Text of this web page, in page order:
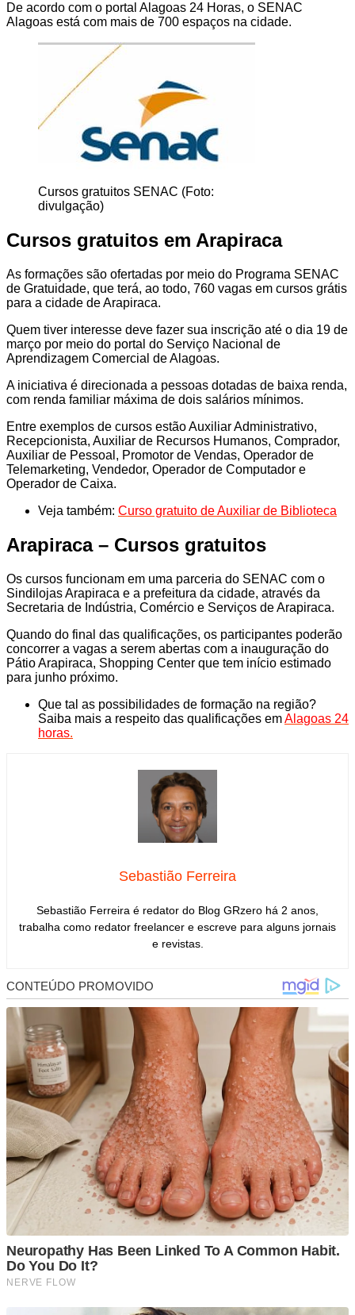
De acordo com o portal Alagoas 24 Horas, o SENAC
Alagoas está com mais de 700 espaços na cidade.
Cursos gratuitos SENAC (Foto:
divulgação)
Cursos gratuitos em Arapiraca
As formações são ofertadas por meio do Programa SENAC
de Gratuidade, que terá, ao todo, 760 vagas em cursos grátis
para a cidade de Arapiraca.
Quem tiver interesse deve fazer sua inscrição até o dia 19 de
março por meio do portal do Serviço Nacional de
Aprendizagem Comercial de Alagoas.
A iniciativa é direcionada a pessoas dotadas de baixa renda,
com renda familiar máxima de dois salários mínimos.
Entre exemplos de cursos estão Auxiliar Administrativo,
Recepcionista, Auxiliar de Recursos Humanos, Comprador,
Auxiliar de Pessoal, Promotor de Vendas, Operador de
Telemarketing, Vendedor, Operador de Computador e
Operador de Caixa.
Veja também: Curso gratuito de Auxiliar de Biblioteca
Arapiraca – Cursos gratuitos
Os cursos funcionam em uma parceria do SENAC com o
Sindilojas Arapiraca e a prefeitura da cidade, através da
Secretaria de Indústria, Comércio e Serviços de Arapiraca.
Quando do final das qualificações, os participantes poderão
concorrer a vagas a serem abertas com a inauguração do
Pátio Arapiraca, Shopping Center que tem início estimado
para junho próximo.
Que tal as possibilidades de formação na região?
Saiba mais a respeito das qualificações emAlagoas 24
horas.
Sebastião Ferreira
Sebastião Ferreira é redator do Blog GRzero há 2 anos,
trabalha como redator freelancer e escreve para alguns jornais
e revistas.